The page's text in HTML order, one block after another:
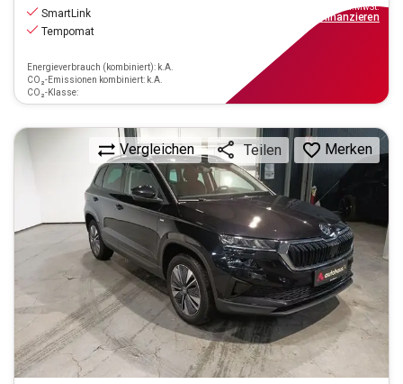
SmartLink
Tempomat
Energieverbrauch (kombiniert): k.A.
CO₂-Emissionen kombiniert: k.A.
CO₂-Klasse:
inkl.MwSt.
finanzieren
Vergleichen Teilen Merken